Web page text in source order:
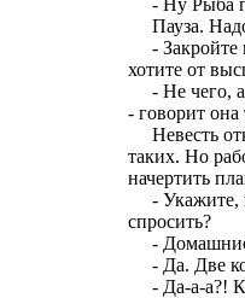
Пауза.
- Закройте
хотите от
- Не чего, а
- говорит
Невесть
таких. Но
начертить
- Укажите,
спросить?
- Домашние
- Да. Две
- Да-а-а?!